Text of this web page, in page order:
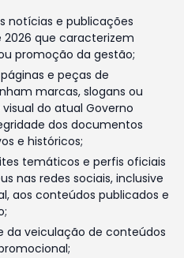
notícias e publicações
2026 que caracterizem
promoção da gestão;
e peças de
marcas, slogans ou
do atual Governo
dos documentos
e históricos;
temáticos e perfis oficiais
nas redes sociais, inclusive
aos conteúdos publicados e
da veiculação de conteúdos